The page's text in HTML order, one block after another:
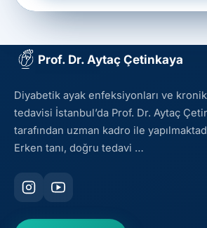
Prof. Dr. Aytaç Çetinkaya
Diyabetik ayak enfeksiyonları ve
tedavisi İstanbul’da Prof. Dr. Aytaç
tarafından uzman kadro ile
Erken tanı, doğru tedavi …